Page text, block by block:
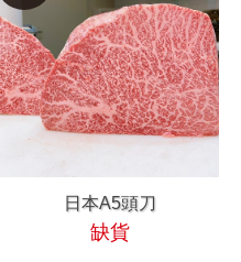
日本A5頭刀
缺貨